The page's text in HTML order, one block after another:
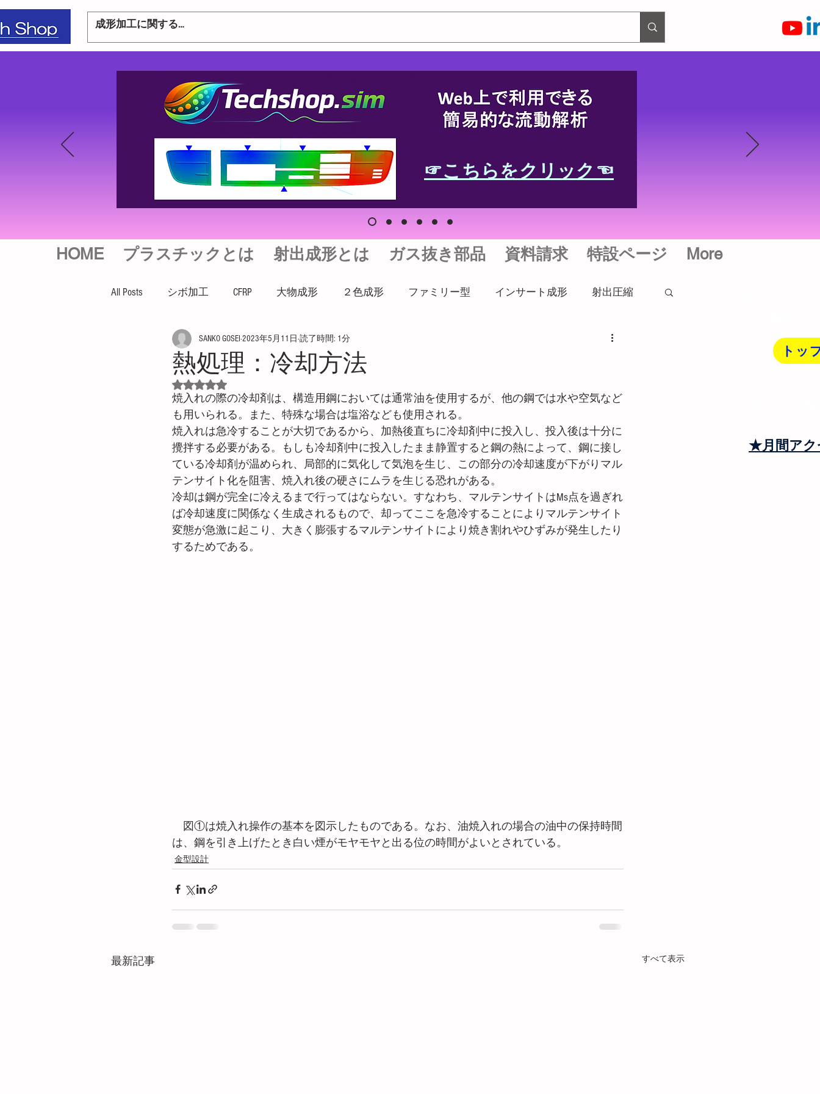
☞こちらをクリック☜
HOME プラスチックとは 射出成形とは ガス抜き部品 資料請求 特設ページ More
All Posts シボ加工 CFRP 大物成形 ２色成形 ファミリー型 インサート成形 射出圧縮
ハイサイクル 高外観成形 打ち抜き成形
ガス焼け プレッシャーマーク
プレス成形機 イエプコ 粘度測定 CAE 発泡成形 サービス ホットランナー
薄肉成形 突出し不良 破壊・白化 アルミ金型
熱処理：冷却方法
SANKO GOSEI 2023年5月11日 読了時間: 1分
5つ星のうちNaNと評価されています。
焼入れの際の冷却剤は、構造用鋼においては通常油を使用するが、他の鋼では水や空気など
も用いられる。また、特殊な場合は塩浴なども使用される。
焼入れは急冷することが大切であるから、加熱後直ちに冷却剤中に投入し、投入後は十分に
攪拌する必要がある。もしも冷却剤中に投入したまま静置すると鋼の熱によって、鋼に接し
ている冷却剤が温められ、局部的に気化して気泡を生じ、この部分の冷却速度が下がりマル
テンサイト化を阻害、焼入れ後の硬さにムラを生じる恐れがある。
冷却は鋼が完全に冷えるまで行ってはならない。すなわち、マルテンサイトはMs点を過ぎれ
ば冷却速度に関係なく生成されるもので、却ってここを急冷することによりマルテンサイト
変態が急激に起こり、大きく膨張するマルテンサイトにより焼き割れやひずみが発生したり
するためである。
図①は焼入れ操作の基本を図示したものである。なお、油焼入れの場合の油中の保持時間
は、鋼を引き上げたとき白い煙がモヤモヤと出る位の時間がよいとされている。
金型設計
最新記事 すべて表示
トッ
★月間ア